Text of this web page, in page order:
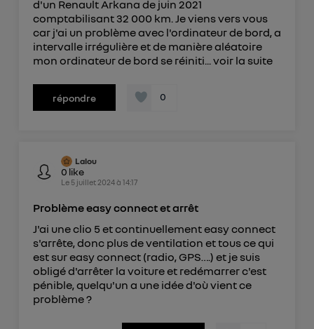
d'un Renault Arkana de juin 2021
comptabilisant 32 000 km. Je viens vers vous
car j'ai un problème avec l'ordinateur de bord, a
intervalle irrégulière et de manière aléatoire
mon ordinateur de bord se réiniti... voir la suite
répondre 0
Lalou
0 like
Le 5 juillet 2024à 14:17
Problème easy connect et arrêt
J'ai une clio 5 et continuellement easy connect
s'arrête, donc plus de ventilation et tous ce qui
est sur easy connect (radio, GPS….) et je suis
obligé d'arrêter la voiture et redémarrer c'est
pénible, quelqu'un a une idée d'où vient ce
problème ?
télécom basé sur votre adresse IP et une référence
de votre contrat internet (ex : votre numéro de
téléphone).
L'identifiant est associé à votre connexion
internet. Ainsi, toutes les personnes utilisant la
même connexion et ayant consenties se verront
attribuer le même identifiant. En général :
uniquement sur la navigation de l'utilisateur du mobile.
Vous pouvez à tout moment retirer ce
") ou via la page « gérer Utiq » en bas de ce site.
Pour plus d'informations, veuillez consulterla
Politique d'information sur les données
personnelles d'Utiq.